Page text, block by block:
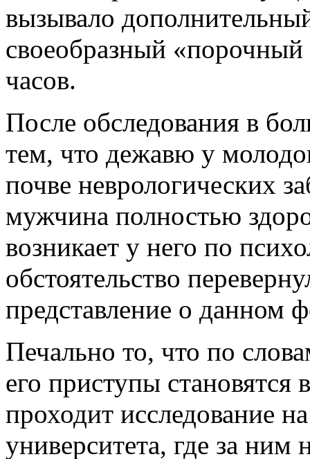
вызывало
своеобразный «порочный
часов.
После обследования в
тем, что дежавю у
почве неврологических
мужчина полностью
возникает у него по
обстоятельство
представление о данном
Печально то, что по
его приступы
проходит исследование
университета, где за ним